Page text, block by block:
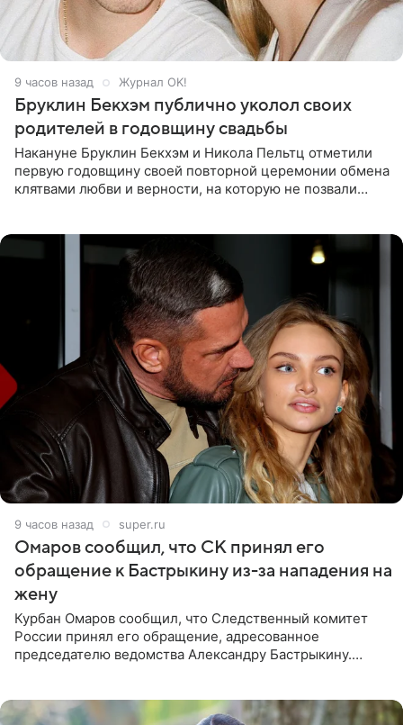
9 часов назад Журнал OK!
Бруклин Бекхэм публично уколол своих
родителей в годовщину свадьбы
Накануне Бруклин Бекхэм и Никола Пельтц отметили
первую годовщину своей повторной церемонии обмена
клятвами любви и верности, на которую не позвали
9 часов назад super.ru
Омаров сообщил, что СК принял его
обращение к Бастрыкину из-за нападения на
жену
Курбан Омаров сообщил, что Следственный комитет
России принял его обращение, адресованное
председателю ведомства Александру Бастрыкину.